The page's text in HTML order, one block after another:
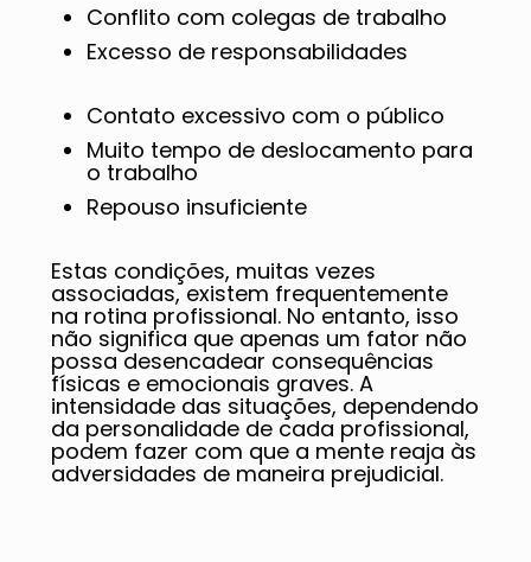
Conflito com colegas de trabalho
Excesso de responsabilidades
Contato excessivo com o público
Muito tempo de deslocamento para
o trabalho
Repouso insuficiente
Estas condições, muitas vezes
associadas, existem frequentemente
na rotina profissional. No entanto, isso
não significa que apenas um fator não
possa desencadear consequências
físicas e emocionais graves. A
intensidade das situações, dependendo
da personalidade de cada profissional,
podem fazer com que a mente reaja às
adversidades de maneira prejudicial.